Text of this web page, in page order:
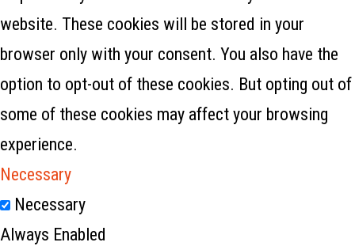
website. These cookies will be stored in your
browser only with your consent. You also have the
option to opt-out of these cookies. But opting out of
some of these cookies may affect your browsing
experience.
Necessary
Necessary
Always Enabled